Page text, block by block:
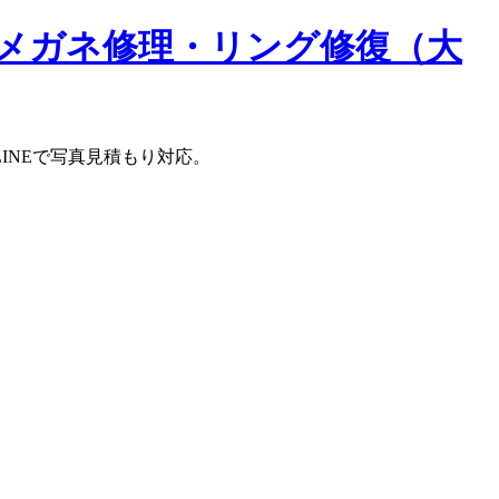
ガネ修理・リング修復（大
で写真見積もり対応。